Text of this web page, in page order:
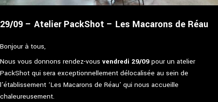
29/09 – Atelier PackShot – Les Macarons de Réau
Bonjour à tous,
Nous vous donnons rendez-vous vendredi 29/09 pour un atelier
PackShot qui sera exceptionnellement délocalisée au sein de
l’établissement ‘Les Macarons de Réau’ qui nous accueille
chaleureusement.